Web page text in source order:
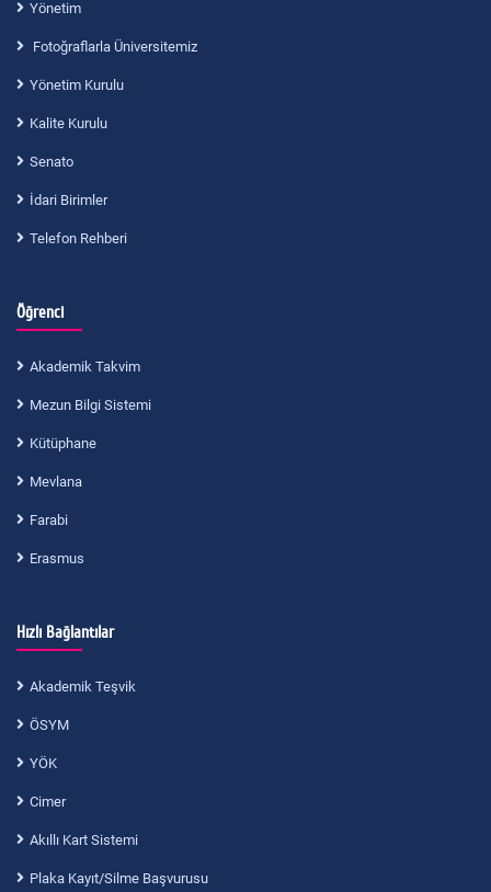
Yönetim
Fotoğraflarla Üniversitemiz
Yönetim Kurulu
Kalite Kurulu
Senato
İdari Birimler
Telefon Rehberi
Öğrenci
Akademik Takvim
Mezun Bilgi Sistemi
Kütüphane
Mevlana
Farabi
Erasmus
Hızlı Bağlantılar
Akademik Teşvik
ÖSYM
YÖK
Cimer
Akıllı Kart Sistemi
Plaka Kayıt/Silme Başvurusu